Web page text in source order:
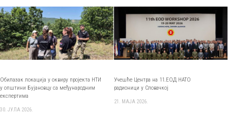
Обилазак локација у оквиру пројекта НТИ
у општини Бујановцу са међународним
експертима
30. ЈУЛА 2026.
Учешће Центра на 11.ЕОД НАТО
радионици у Словачкој
21. МАЈА 2026.